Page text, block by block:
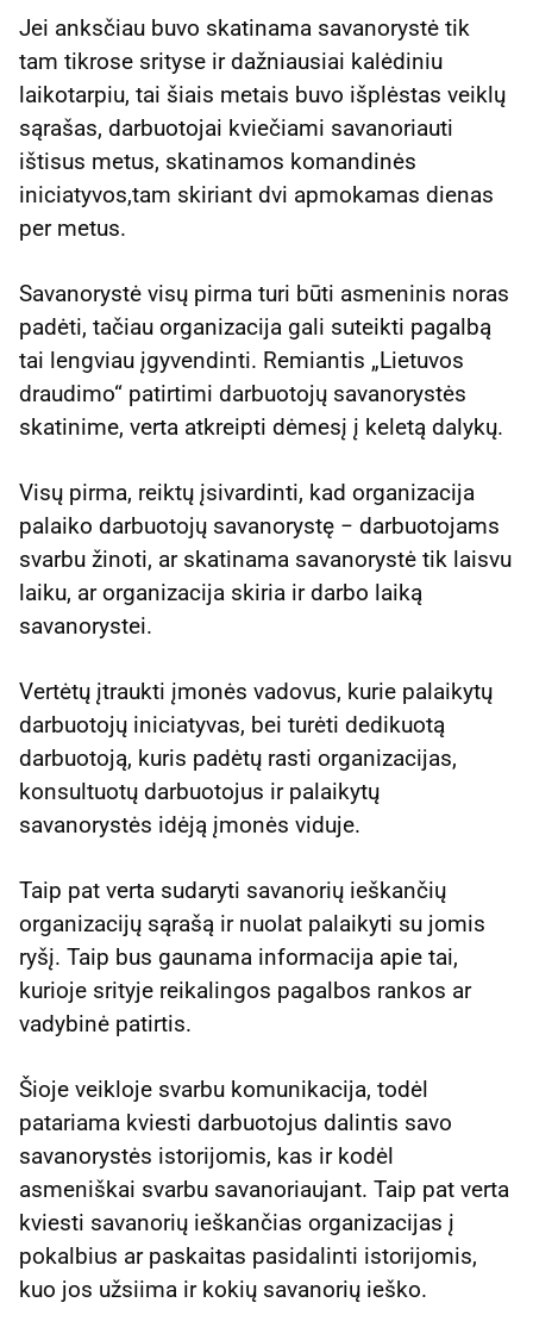
Jei anksčiau buvo skatinama savanorystė tik
tam tikrose srityse ir dažniausiai kalėdiniu
laikotarpiu, tai šiais metais buvo išplėstas veiklų
sąrašas, darbuotojai kviečiami savanoriauti
ištisus metus, skatinamos komandinės
iniciatyvos,tam skiriant dvi apmokamas dienas
per metus.
Savanorystė visų pirma turi būti asmeninis noras
padėti, tačiau organizacija gali suteikti pagalbą
tai lengviau įgyvendinti. Remiantis „Lietuvos
draudimo“ patirtimi darbuotojų savanorystės
skatinime, verta atkreipti dėmesį į keletą dalykų.
Visų pirma, reiktų įsivardinti, kad organizacija
palaiko darbuotojų savanorystę − darbuotojams
svarbu žinoti, ar skatinama savanorystė tik laisvu
laiku, ar organizacija skiria ir darbo laiką
savanorystei.
Vertėtų įtraukti įmonės vadovus, kurie palaikytų
darbuotojų iniciatyvas, bei turėti dedikuotą
darbuotoją, kuris padėtų rasti organizacijas,
konsultuotų darbuotojus ir palaikytų
savanorystės idėją įmonės viduje.
Taip pat verta sudaryti savanorių ieškančių
organizacijų sąrašą ir nuolat palaikyti su jomis
ryšį. Taip bus gaunama informacija apie tai,
kurioje srityje reikalingos pagalbos rankos ar
vadybinė patirtis.
Šioje veikloje svarbu komunikacija, todėl
patariama kviesti darbuotojus dalintis savo
savanorystės istorijomis, kas ir kodėl
asmeniškai svarbu savanoriaujant. Taip pat verta
kviesti savanorių ieškančias organizacijas į
pokalbius ar paskaitas pasidalinti istorijomis,
kuo jos užsiima ir kokių savanorių ieško.